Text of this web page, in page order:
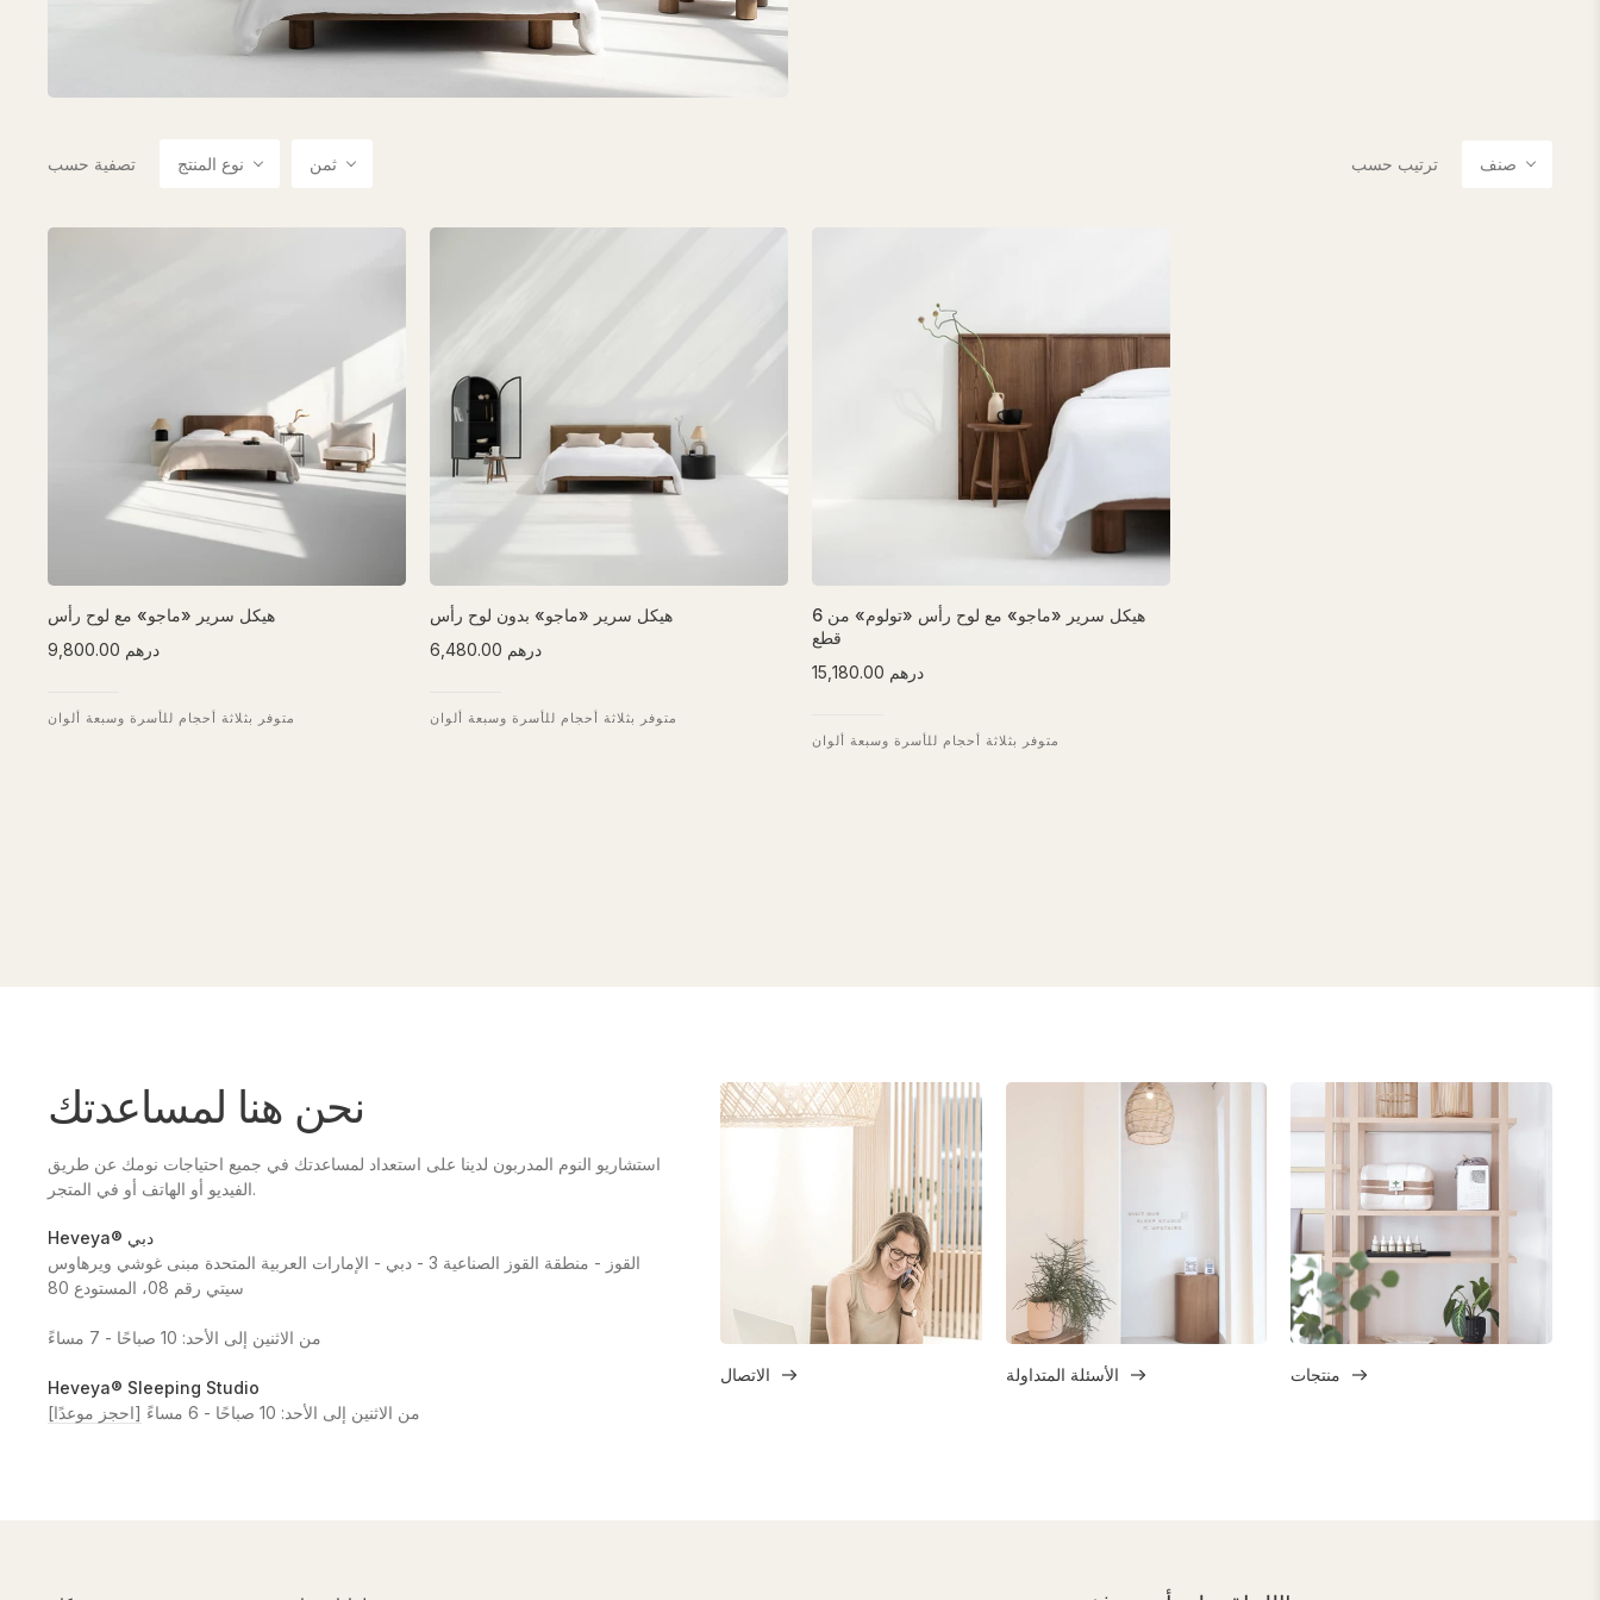
تصفية حسب نوع المنتج ثمن ترتيب حسب صنف
هيكل سرير «ماجو» مع لوح رأس
9,800.00 درهم
متوفر بثلاثة أحجام للأسرة وسبعة ألوان
هيكل سرير «ماجو» بدون لوح رأس
6,480.00 درهم
متوفر بثلاثة أحجام للأسرة وسبعة ألوان
هيكل سرير «ماجو» مع لوح رأس «تولوم» من 6
قطع
15,180.00 درهم
متوفر بثلاثة أحجام للأسرة وسبعة ألوان
نحن هنا لمساعدتك
استشاريو النوم المدربون لدينا على استعداد لمساعدتك في جميع احتياجات نومك عن طريق
الفيديو أو الهاتف أو في المتجر.
Heveya® دبي
القوز - منطقة القوز الصناعية 3 - دبي - الإمارات العربية المتحدة مبنى غوشي ويرهاوس
سيتي رقم 08، المستودع 80
من الاثنين إلى الأحد: 10 صباحًا - 7 مساءً
Heveya® Sleeping Studio
من الاثنين إلى الأحد: 10 صباحًا - 6 مساءً
[احجز موعدًا]
الاتصال الأسئلة المتداولة منتجات